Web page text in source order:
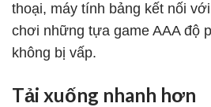
thoại, máy tính bảng kết nối
chơi những tựa game AAA độ
không bị vấp.
Tải xuống nhanh hơn